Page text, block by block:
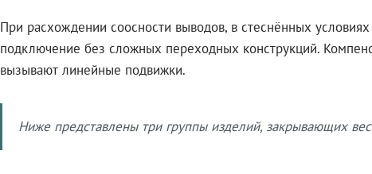
При расхождении соосности выводов, в стеснённых
подключение без сложных переходных конструкций.
вызывают линейные подвижки.
Ниже представлены три группы изделий, закрывающих